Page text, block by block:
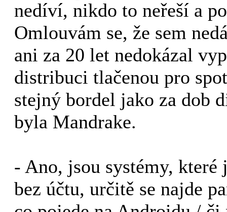
nedíví, nikdo to neřeší a
Omlouvám se, že sem
ani za 20 let nedokázal
distribuci tlačenou pro
stejný bordel jako za dob
byla Mandrake.
- Ano, jsou systémy, které
bez účtu, určitě se najde